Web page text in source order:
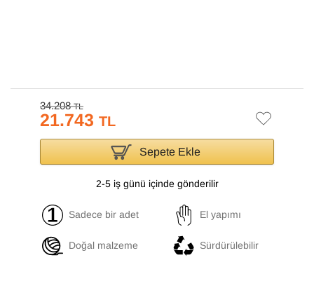
34.208TL
21.743 TL
Sepete Ekle
2-5 iş günü içinde gönderilir
Sadece bir adet El yapımı
Doğal malzeme Sürdürülebilir